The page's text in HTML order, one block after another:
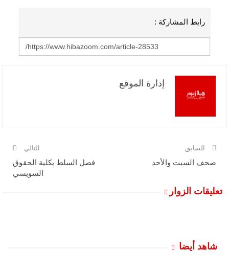
رابط المشاركة :
إدارة الموقع
السابق
صحف السبت والأحد
التالي
فصل السلط بكلية الحقوق
السويسي
تعليقات الزوار
شاهد أيضا